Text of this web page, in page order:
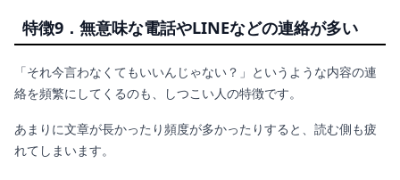
特徴9．無意味な電話やLINEなどの連絡が多い
「それ今言わなくてもいいんじゃない？」というような内容の連
絡を頻繁にしてくるのも、しつこい人の特徴です。
あまりに文章が長かったり頻度が多かったりすると、読む側も疲
れてしまいます。